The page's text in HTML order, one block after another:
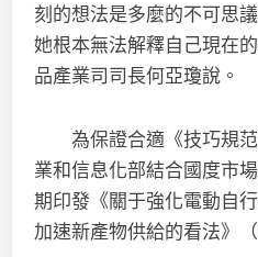
刻的想法是多麼的不可思
她根本無法解釋自己現在
品產業司司長何亞瓊說。
為保證合適《技巧規
業和信息化部結合國度市
期印發《關于強化電動自
加速新產物供給的看法》